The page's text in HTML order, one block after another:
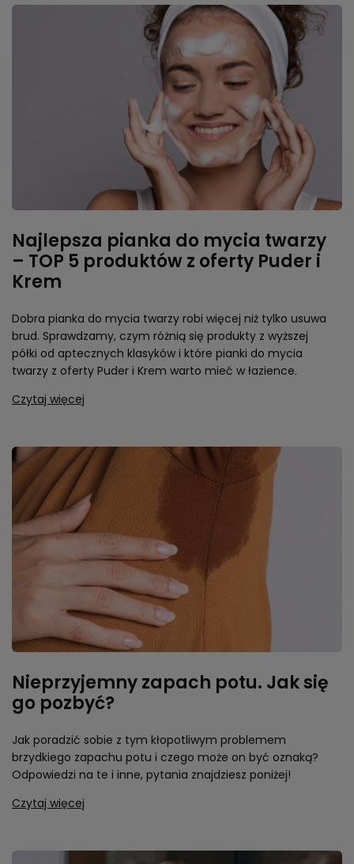
Najlepsza pianka do mycia twarzy
– TOP 5 produktów z oferty Puder i
Krem
Dobra pianka do mycia twarzy robi więcej niż tylko usuwa
brud. Sprawdzamy, czym różnią się produkty z wyższej
półki od aptecznych klasyków i które pianki do mycia
twarzy z oferty Puder i Krem warto mieć w łazience.
Czytaj więcej
Nieprzyjemny zapach potu. Jak się
go pozbyć?
Jak poradzić sobie z tym kłopotliwym problemem
brzydkiego zapachu potu i czego może on być oznaką?
Odpowiedzi na te i inne, pytania znajdziesz poniżej!
Czytaj więcej